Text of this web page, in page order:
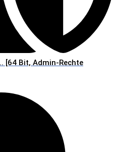
[64 Bit, Admin-Rechte